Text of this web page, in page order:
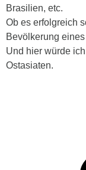
Brasilien, etc.
Ob es erfolgreich
Bevölkerung
Und hier würde
Ostasiaten.